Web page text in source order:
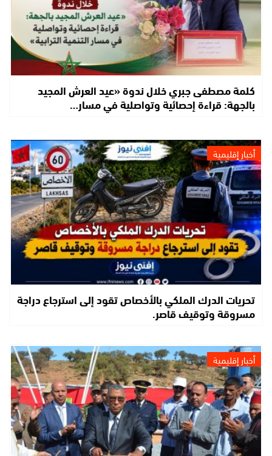
كلمة مصطفى جبري خلال ندوة «عيد العرش المجيد
بالجهة: قراءة إحصائية وتواصلية في مسار…
أخبار إقليمية
تحريات الدرك الملكي بالأخصاص تقود إلى استرجاع دراجة
مسروقة وتوقيف قاصر.
أخبار إقليمية